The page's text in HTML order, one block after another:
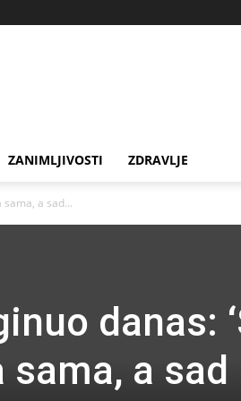
ZANIMLJIVOSTI ZDRAVLJE
a sad...
danas:
a sad